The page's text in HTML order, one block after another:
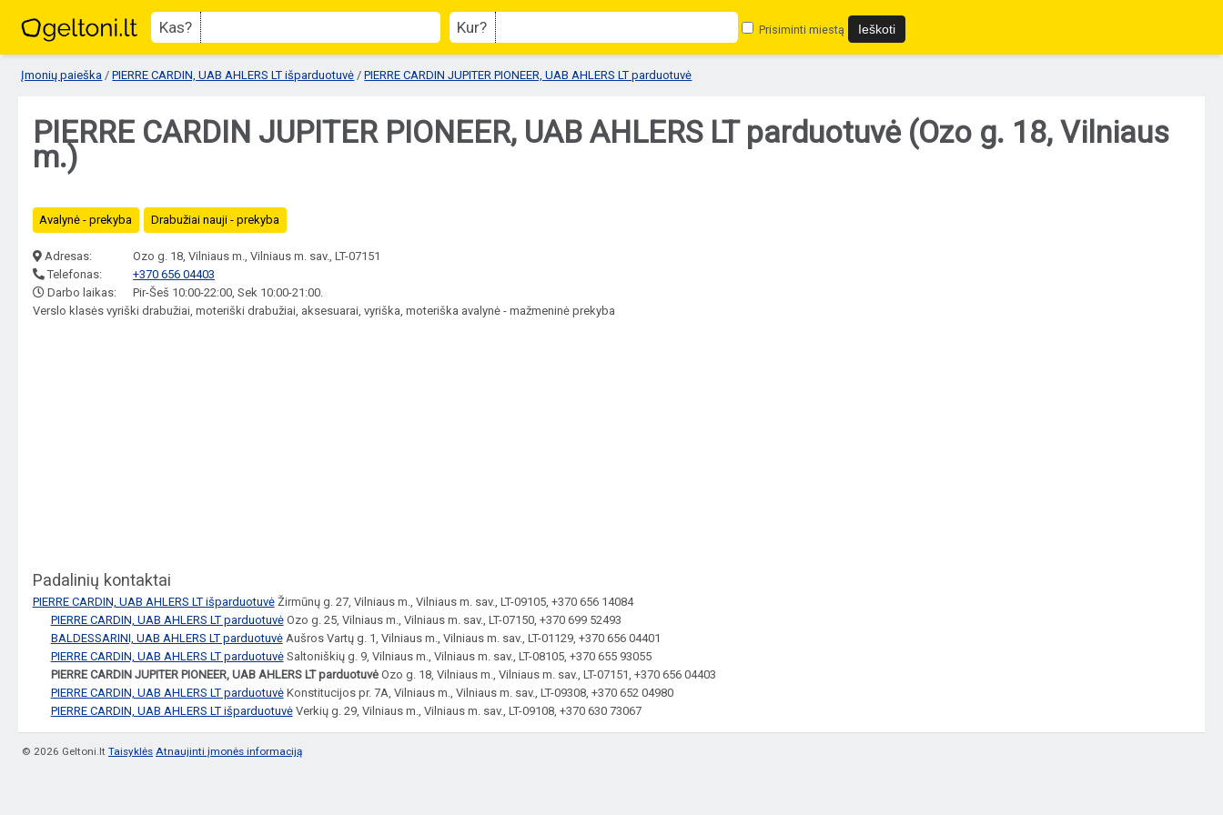
Kas? Kur? Prisiminti miestą
Įmonių paieška /PIERRE CARDIN, UAB AHLERS LT išparduotuvė /PIERRE CARDIN JUPITER PIONEER, UAB AHLERS LT parduotuvė
PIERRE CARDIN JUPITER PIONEER, UAB AHLERS LT parduotuvė (Ozo g. 18, Vilniaus
m.)
Avalynė - prekyba Drabužiai nauji - prekyba
Adresas:
Ozo g. 18, Vilniaus m., Vilniaus m. sav., LT-07151
Telefonas:
+370 656 04403
Darbo laikas:
Pir-Šeš 10:00-22:00, Sek 10:00-21:00.
Verslo klasės vyriški drabužiai, moteriški drabužiai, aksesuarai, vyriška, moteriška avalynė - mažmeninė prekyba
Padalinių kontaktai
PIERRE CARDIN, UAB AHLERS LT išparduotuvėŽirmūnų g. 27, Vilniaus m., Vilniaus m. sav., LT-09105, +370 656 14084
PIERRE CARDIN, UAB AHLERS LT parduotuvėOzo g. 25, Vilniaus m., Vilniaus m. sav., LT-07150, +370 699 52493
BALDESSARINI, UAB AHLERS LT parduotuvėAušros Vartų g. 1, Vilniaus m., Vilniaus m. sav., LT-01129, +370 656 04401
PIERRE CARDIN, UAB AHLERS LT parduotuvėSaltoniškių g. 9, Vilniaus m., Vilniaus m. sav., LT-08105, +370 655 93055
PIERRE CARDIN JUPITER PIONEER, UAB AHLERS LT parduotuvėOzo g. 18, Vilniaus m., Vilniaus m. sav., LT-07151, +370 656 04403
PIERRE CARDIN, UAB AHLERS LT parduotuvėKonstitucijos pr. 7A, Vilniaus m., Vilniaus m. sav., LT-09308, +370 652 04980
PIERRE CARDIN, UAB AHLERS LT išparduotuvėVerkių g. 29, Vilniaus m., Vilniaus m. sav., LT-09108, +370 630 73067
© 2026 Geltoni.lt Taisyklės Atnaujinti įmonės informaciją